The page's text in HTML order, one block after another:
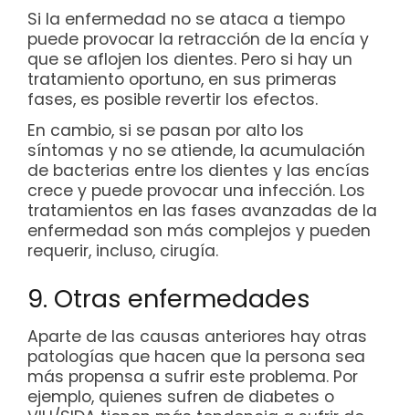
Si la enfermedad no se ataca a tiempo
puede provocar la retracción de la encía y
que se aflojen los dientes. Pero si hay un
tratamiento oportuno, en sus primeras
fases, es posible revertir los efectos.
En cambio, si se pasan por alto los
síntomas y no se atiende, la acumulación
de bacterias entre los dientes y las encías
crece y puede provocar una infección. Los
tratamientos en las fases avanzadas de la
enfermedad son más complejos y pueden
requerir, incluso, cirugía.
9. Otras enfermedades
Aparte de las causas anteriores hay otras
patologías que hacen que la persona sea
más propensa a sufrir este problema. Por
ejemplo, quienes sufren de diabetes o